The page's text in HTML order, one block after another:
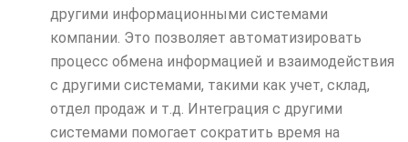
другими информационными системами
компании. Это позволяет автоматизировать
процесс обмена информацией и взаимодействия
с другими системами, такими как учет, склад,
отдел продаж и т.д. Интеграция с другими
системами помогает сократить время на